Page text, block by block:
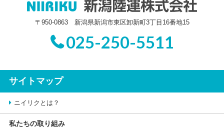
〒950-0863 新潟県新潟市東区卸新町3丁目16番地15
025-250-5511
サイトマップ
ニイリクとは？
私たちの取り組み